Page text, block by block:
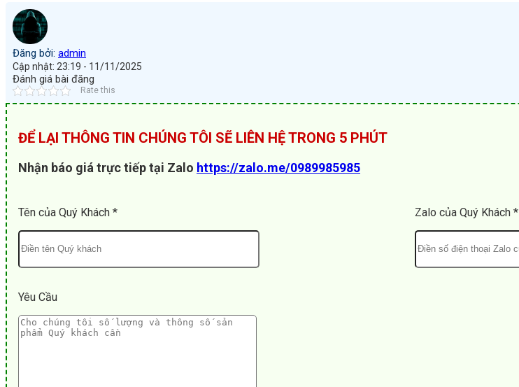
Đăng bởi: admin
Cập nhật: 23:19 - 11/11/2025
Đánh giá bài đăng
Rate this
ĐỂ LẠI THÔNG TIN CHÚNG TÔI SẼ LIÊN HỆ TRONG 5 PHÚT
Nhận báo giá trực tiếp tại Zalo https://zalo.me/0989985985
Tên của Quý Khách * Zalo của Quý Khách *
Yêu Cầu